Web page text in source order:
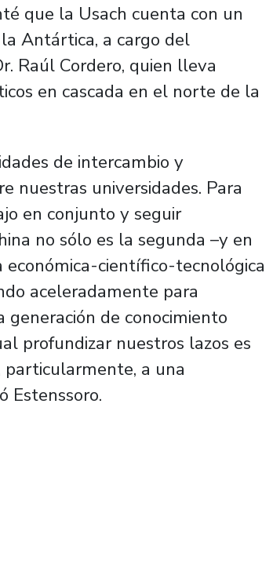
que la Usach cuenta con un
Antártica, a cargo del
Raúl Cordero, quien lleva
en cascada en el norte de la
de intercambio y
nuestras universidades. Para
en conjunto y seguir
no sólo es la segunda –y en
científico-tecnológica
aceleradamente para
de conocimiento
profundizar nuestros lazos es
particularmente, a una
Estenssoro.